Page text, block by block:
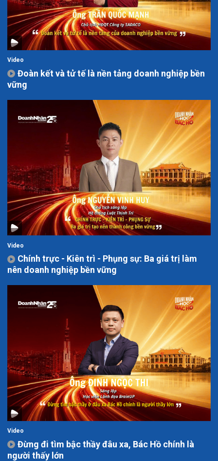
Video
Đoàn kết và tử tế là nền tảng doanh nghiệp bền
vững
Video
Chính trực - Kiên trì - Phụng sự: Ba giá trị làm
nên doanh nghiệp bền vững
Video
Đừng đi tìm bậc thầy đâu xa, Bác Hồ chính là
người thấy lớn